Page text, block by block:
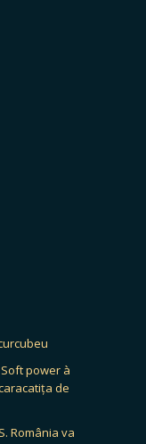
power à
de
România va